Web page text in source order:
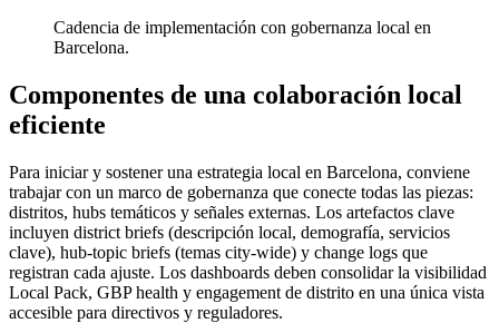
Cadencia de implementación con gobernanza local en
Barcelona.
Componentes de una colaboración local
eficiente
Para iniciar y sostener una estrategia local en Barcelona, conviene
trabajar con un marco de gobernanza que conecte todas las piezas:
distritos, hubs temáticos y señales externas. Los artefactos clave
incluyen district briefs (descripción local, demografía, servicios
clave), hub-topic briefs (temas city-wide) y change logs que
registran cada ajuste. Los dashboards deben consolidar la visibilidad
Local Pack, GBP health y engagement de distrito en una única vista
accesible para directivos y reguladores.